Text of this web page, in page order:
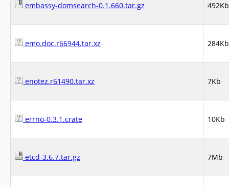
embassy-domsearch-0.1.660.tar.gz 492Kb
emo.doc.r66944.tar.xz 284Kb
enotez.r61490.tar.xz 7Kb
errno-0.3.1.crate 10Kb
etcd-3.6.7.tar.gz 7Mb